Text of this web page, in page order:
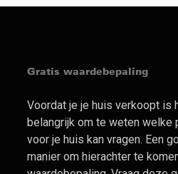
Gratis waardebepaling
Voordat je je huis verkoopt is
belangrijk om te weten welke
voor je huis kan vragen. Een
manier om hierachter te